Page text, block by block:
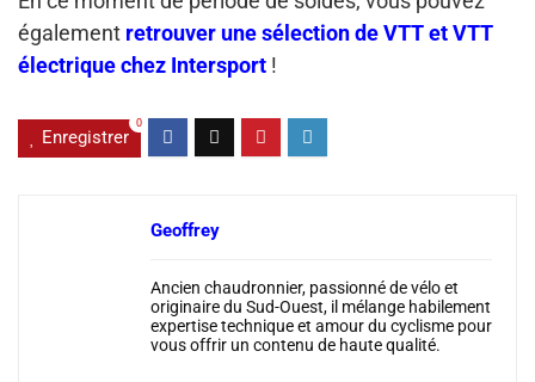
également retrouver une sélection de VTT et VTT
électrique chez Intersport !
Enregistrer
0
Geoffrey
Ancien chaudronnier, passionné de vélo et
originaire du Sud-Ouest, il mélange habilement
expertise technique et amour du cyclisme pour
vous offrir un contenu de haute qualité.